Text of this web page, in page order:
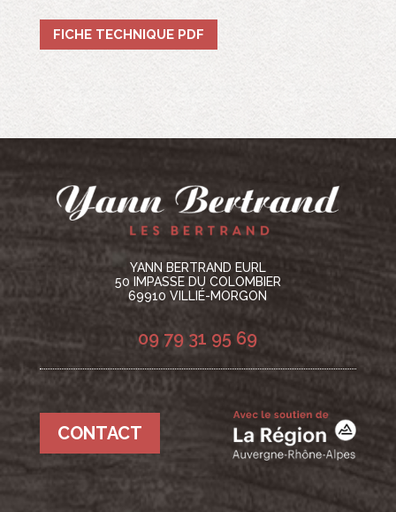
FICHE TECHNIQUE PDF
YANN BERTRAND EURL
50 IMPASSE DU COLOMBIER
69910 VILLIÉ-MORGON
09 79 31 95 69
CONTACT